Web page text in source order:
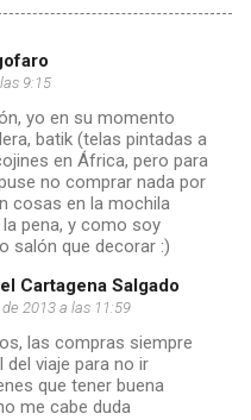
9:15
yo en su momento
batik (telas pintadas a
en África, pero para
no comprar nada por
cosas en la mochila
pena, y como soy
salón que decorar :)
Cartagena Salgado
2013 a las 11:59
las compras siempre
del viaje para no ir
que tener buena
me cabe duda